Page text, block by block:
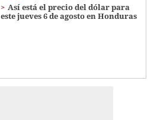
Así está el precio del dólar para
este jueves 6 de agosto en Honduras